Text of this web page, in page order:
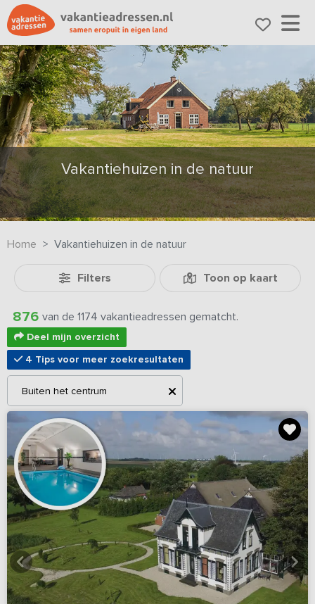
Vakantiehuizen in de natuur
Home Vakantiehuizen in de natuur
Filters Toon op kaart
876 van de 1174 vakantieadressen gematcht.
Deel mijn overzicht
4 Tips voor meer zoekresultaten
Buiten het centrum